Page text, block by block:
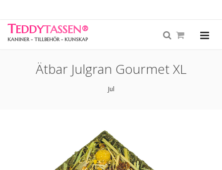
TEDDYTASSEN®
KANINER - TILLBEHÖR - KUNSKAP
Ätbar Julgran Gourmet XL
Jul